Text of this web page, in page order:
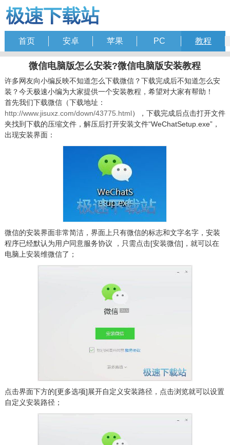
首页 安卓 苹果 PC 教程
微信电脑版怎么安装?微信电脑版安装教程
许多网友向小编反映不知道怎么下载微信？下载完成后不知道怎么安
装？今天极速小编为大家提供一个安装教程，希望对大家有帮助！
首先我们下载微信（下载地址：
http://www.jisuxz.com/down/43775.html），下载完成后点击打开文件
夹找到下载的压缩文件，解压后打开安装文件“WeChatSetup.exe”，
出现安装界面：
微信的安装界面非常简洁，界面上只有微信的标志和文字名字，安装
程序已经默认为用户同意服务协议 ，只需点击[安装微信]，就可以在
电脑上安装维微信了；
点击界面下方的[更多选项]展开自定义安装路径，点击浏览就可以设置
自定义安装路径；